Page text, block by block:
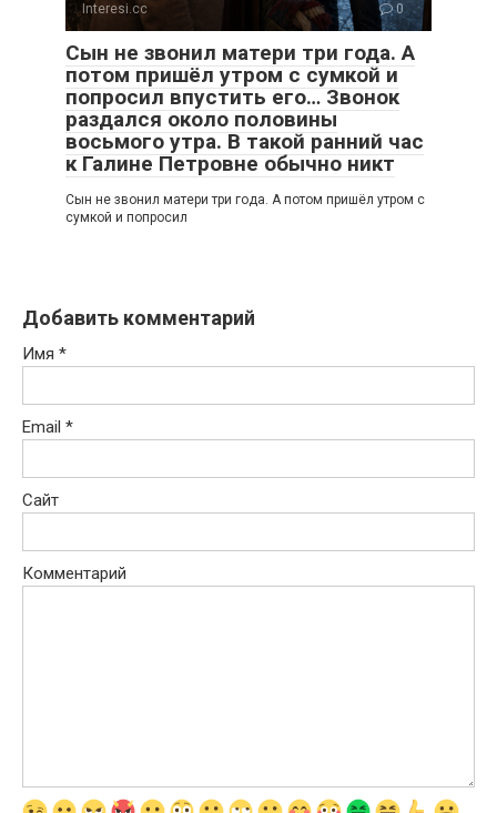
Interesi.cc 0
Сын не звонил матери три года. А
потом пришёл утром с сумкой и
попросил впустить его… Звонок
раздался около половины
восьмого утра. В такой ранний час
к Галине Петровне обычно никт
Сын не звонил матери три года. А потом пришёл утром с
сумкой и попросил
Добавить комментарий
Имя *
Email *
Сайт
Комментарий